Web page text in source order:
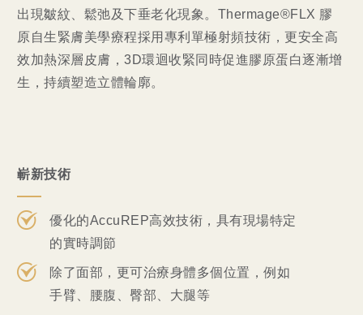
出現皺紋、鬆弛及下垂老化現象。Thermage®FLX 膠
原自生緊膚美學療程採用專利單極射頻技術，更安全高
效加熱深層皮膚，3D環迴收緊同時促進膠原蛋白逐漸增
生，持續塑造立體輪廓。
嶄新技術
優化的AccuREP高效技術，具有現場特定
的實時調節
除了面部，更可治療身體多個位置，例如
手臂、腰腹、臀部、大腿等